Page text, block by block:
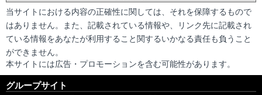
当サイトにおける内容の正確性に関しては、それを保障するもので
はありません。また、記載されている情報や、リンク先に記載され
ている情報をあなたが利用すること関するいかなる責任も負うこと
ができません。
本サイトには広告・プロモーションを含む可能性があります。
グループサイト